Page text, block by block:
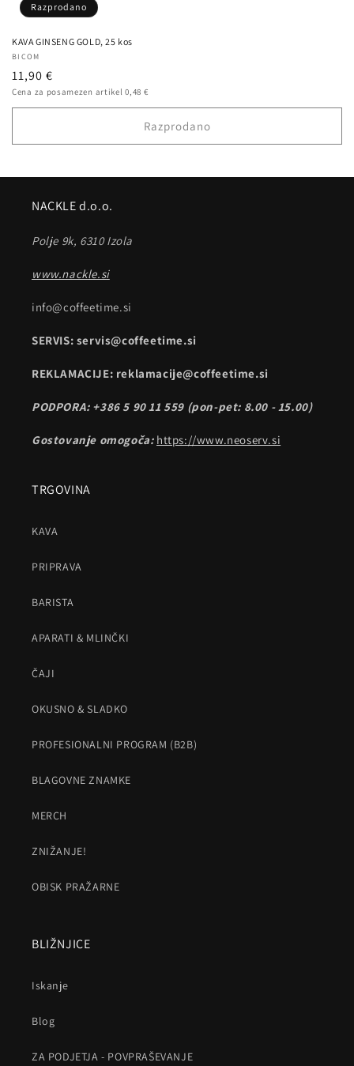
Razprodano
KAVA GINSENG GOLD, 25 kos
Ponudnik:
BICOM
Redna
cena
11,90 €
Cena
enoto
Cena za posamezen artikel 0,48 €
Razprodano
NACKLE d.o.o.
Polje 9k, 6310 Izola
www.nackle.si
info@coffeetime.si
SERVIS: servis@coffeetime.si
REKLAMACIJE: reklamacije@coffeetime.si
PODPORA: +386 5 90 11 559 (pon-pet: 8.00 - 15.00)
Gostovanje omogoča: https://www.neoserv.si
TRGOVINA
KAVA
PRIPRAVA
BARISTA
APARATI & MLINČKI
ČAJI
OKUSNO & SLADKO
PROFESIONALNI PROGRAM (B2B)
BLAGOVNE ZNAMKE
MERCH
ZNIŽANJE!
OBISK PRAŽARNE
BLIŽNJICE
Iskanje
Blog
ZA PODJETJA - POVPRAŠEVANJE